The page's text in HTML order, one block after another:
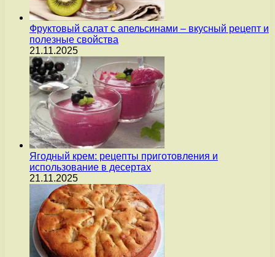
Фруктовый салат с апельсинами – вкусный рецепт и
полезные свойства
21.11.2025
Ягодный крем: рецепты приготовления и
использование в десертах
21.11.2025